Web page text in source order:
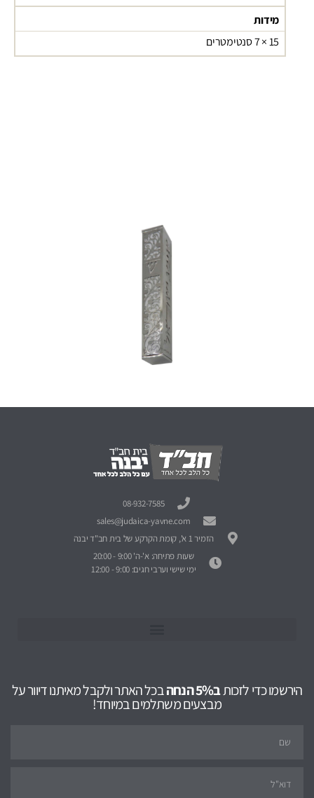
מידות
15 × 7 סנטימטרים
08-932-7585
sales@judaica-yavne.com
הזמיר 1 א', קומת הקרקע של בית חב"ד יבנה
שעות פתיחה: א'-ה' 9:00 - 20:00
ימי שישי וערבי חגים: 9:00 - 12:00
הירשמו כדי לזכותב5% הנחה בכל האתר ולקבל מאיתנו דיוור על
מבצעים משתלמים במיוחד!